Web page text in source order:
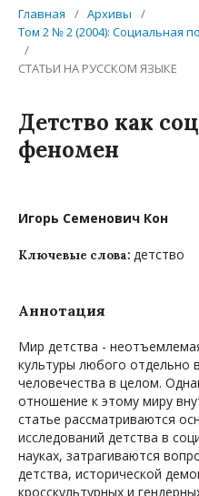
Главная / Архивы
/
Том 2 № 2 (2004): Социальная
/
СТАТЬИ НА РУССКОМ ЯЗЫКЕ
Детство как
феномен
Игорь Семенович Кон
Ключевые слова: детство
Аннотация
Мир детства -
культуры любого отдельно
человечества в целом.
отношение к этому миру
статье рассматриваются
исследований детства в
науках, затрагиваются
детства, исторической
кросскультурных и